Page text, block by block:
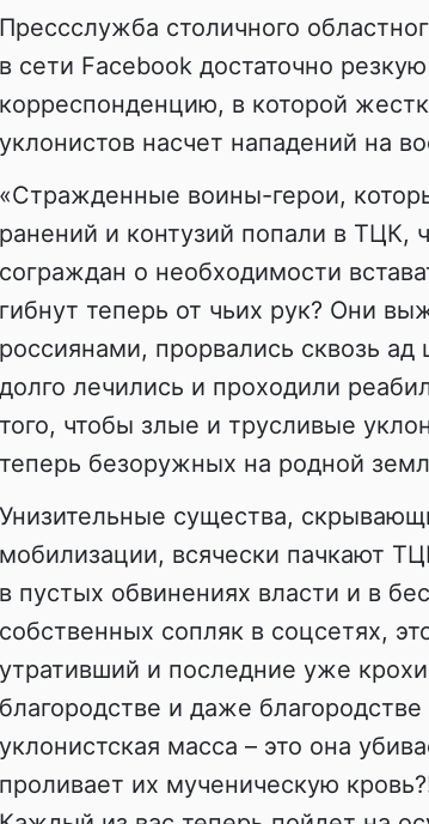
Прессслужба столичного
в сети Facebook достаточно
корреспонденцию, в которой
уклонистов насчет нападений на
«Стражденные воины-герои,
ранений и контузий попали в ТЦК,
сограждан о необходимости
гибнут теперь от чьих рук? Они
россиянами, прорвались сквозь
долго лечились и проходили
того, чтобы злые и трусливые
теперь безоружных на родной
Унизительные существа,
мобилизации, всячески пачкают
в пустых обвинениях власти и в
собственных сопляк в соцсетях,
утративший и последние уже
благородстве и даже
уклонистская масса – это она
проливает их мученическую